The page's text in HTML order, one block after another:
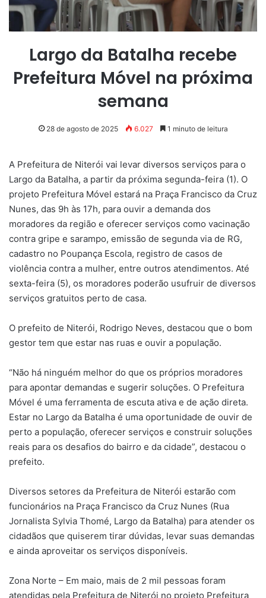
Largo da Batalha recebe
Prefeitura Móvel na próxima
semana
28 de agosto de 2025 6.027 1 minuto de leitura
A Prefeitura de Niterói vai levar diversos serviços para o
Largo da Batalha, a partir da próxima segunda-feira (1). O
projeto Prefeitura Móvel estará na Praça Francisco da Cruz
Nunes, das 9h às 17h, para ouvir a demanda dos
moradores da região e oferecer serviços como vacinação
contra gripe e sarampo, emissão de segunda via de RG,
cadastro no Poupança Escola, registro de casos de
violência contra a mulher, entre outros atendimentos. Até
sexta-feira (5), os moradores poderão usufruir de diversos
serviços gratuitos perto de casa.
O prefeito de Niterói, Rodrigo Neves, destacou que o bom
gestor tem que estar nas ruas e ouvir a população.
“Não há ninguém melhor do que os próprios moradores
para apontar demandas e sugerir soluções. O Prefeitura
Móvel é uma ferramenta de escuta ativa e de ação direta.
Estar no Largo da Batalha é uma oportunidade de ouvir de
perto a população, oferecer serviços e construir soluções
reais para os desafios do bairro e da cidade”, destacou o
prefeito.
Diversos setores da Prefeitura de Niterói estarão com
funcionários na Praça Francisco da Cruz Nunes (Rua
Jornalista Sylvia Thomé, Largo da Batalha) para atender os
cidadãos que quiserem tirar dúvidas, levar suas demandas
e ainda aproveitar os serviços disponíveis.
Zona Norte – Em maio, mais de 2 mil pessoas foram
atendidas pela Prefeitura de Niterói no projeto Prefeitura